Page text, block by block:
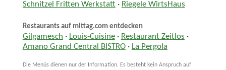
Schnitzel Fritten Werkstatt· Riegele WirtsHaus
Restaurants auf mittag.com entdecken
Gilgamesch · Louis-Cuisine· Restaurant Zeitlos ·
Amano Grand Central BISTRO· La Pergola
Die Menüs dienen nur der Information. Es besteht kein Anspruch auf